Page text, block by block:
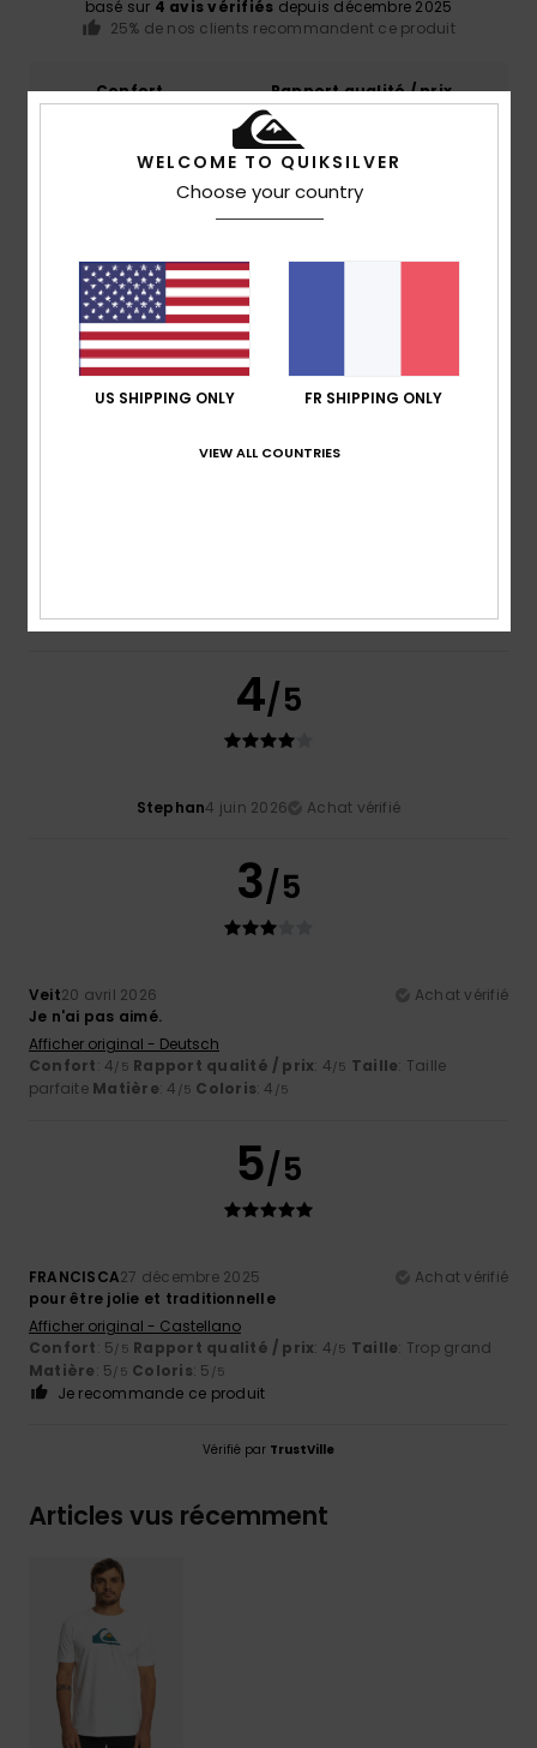
basé sur 4 avis vérifiés depuis décembre 2025
25% de nos clients recommandent ce produit
Confort
Rapport qualité / prix
Taille
Trop grand
Matière
Coloris
2/5
Matière: 3/5 Coloris: 4/5
4/5
Stephan4 juin 2026 Achat vérifié
3/5
Veit20 avril 2026
Achat vérifié
Je n'ai pas aimé.
Afficher original - Deutsch
Confort: 4/5 Rapport qualité / prix: 4/5 Taille: Taille
parfaite Matière: 4 /5 Coloris: 4 /5
5/5
FRANCISCA27 décembre 2025
Achat vérifié
pour être jolie et traditionnelle
Afficher original - Castellano
Confort: 5/5 Rapport qualité / prix: 4/5 Taille: Trop grand
Matière: 5/5 Coloris: 5 /5
Je recommande ce produit
Vérifié par TrustVille
Articles vus récemment
WELCOME TO QUIKSILVER
Choose your country
US SHIPPING ONLY FR SHIPPING ONLY
VIEW ALL COUNTRIES